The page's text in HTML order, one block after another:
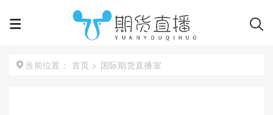
当前位置： 首页 > 国际期货直播室